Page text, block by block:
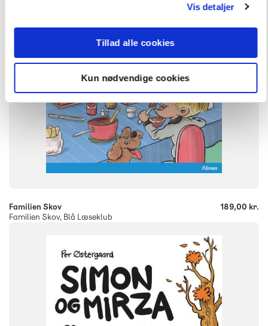
Vis detaljer
Tillad alle cookies
Kun nødvendige cookies
+
Familien Skov
Familien Skov, Blå Læseklub
189,00 kr.
2. klasse 3. klasse
FORMAT
Flergangsbog